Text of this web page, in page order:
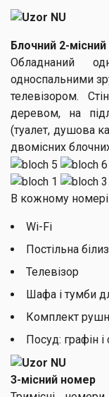
Блочний 2-
Обладнаний
односпальними
телевізором.
деревом, на
(туалет, душова
двомісних
В кожному номері
Wi-Fi
Постільна
Телевізор
Шафа і тумби
Комплект
Посуд: графін
3-місний номер